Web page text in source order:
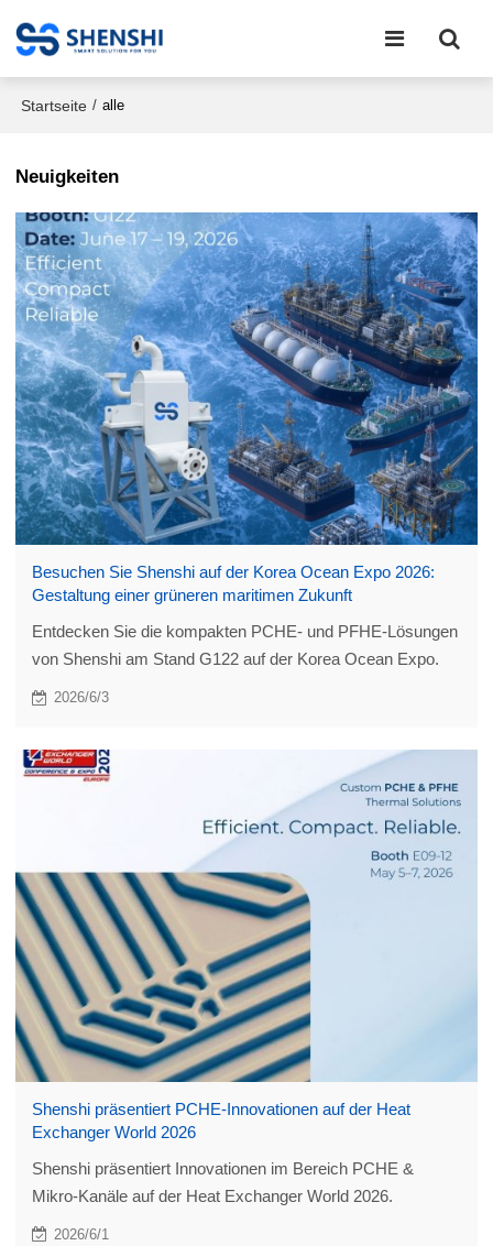
Startseite / alle
Neuigkeiten
Besuchen Sie Shenshi auf der Korea Ocean Expo 2026:
Gestaltung einer grüneren maritimen Zukunft
Entdecken Sie die kompakten PCHE- und PFHE-Lösungen
von Shenshi am Stand G122 auf der Korea Ocean Expo.
2026/6/3
Shenshi präsentiert PCHE-Innovationen auf der Heat
Exchanger World 2026
Shenshi präsentiert Innovationen im Bereich PCHE &
Mikro-Kanäle auf der Heat Exchanger World 2026.
2026/6/1